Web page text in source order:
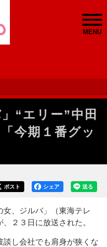
MENU
“エリー”中田
今期１番グッ
送る
シェア
ポスト
、ジルバ」（東海テレ
２３日に放送された。
し会社でも肩身が狭くな